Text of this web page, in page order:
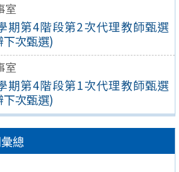
室
期第4階段第2次代理教師甄選
次甄選)
室
期第4階段第1次代理教師甄選
次甄選)
總